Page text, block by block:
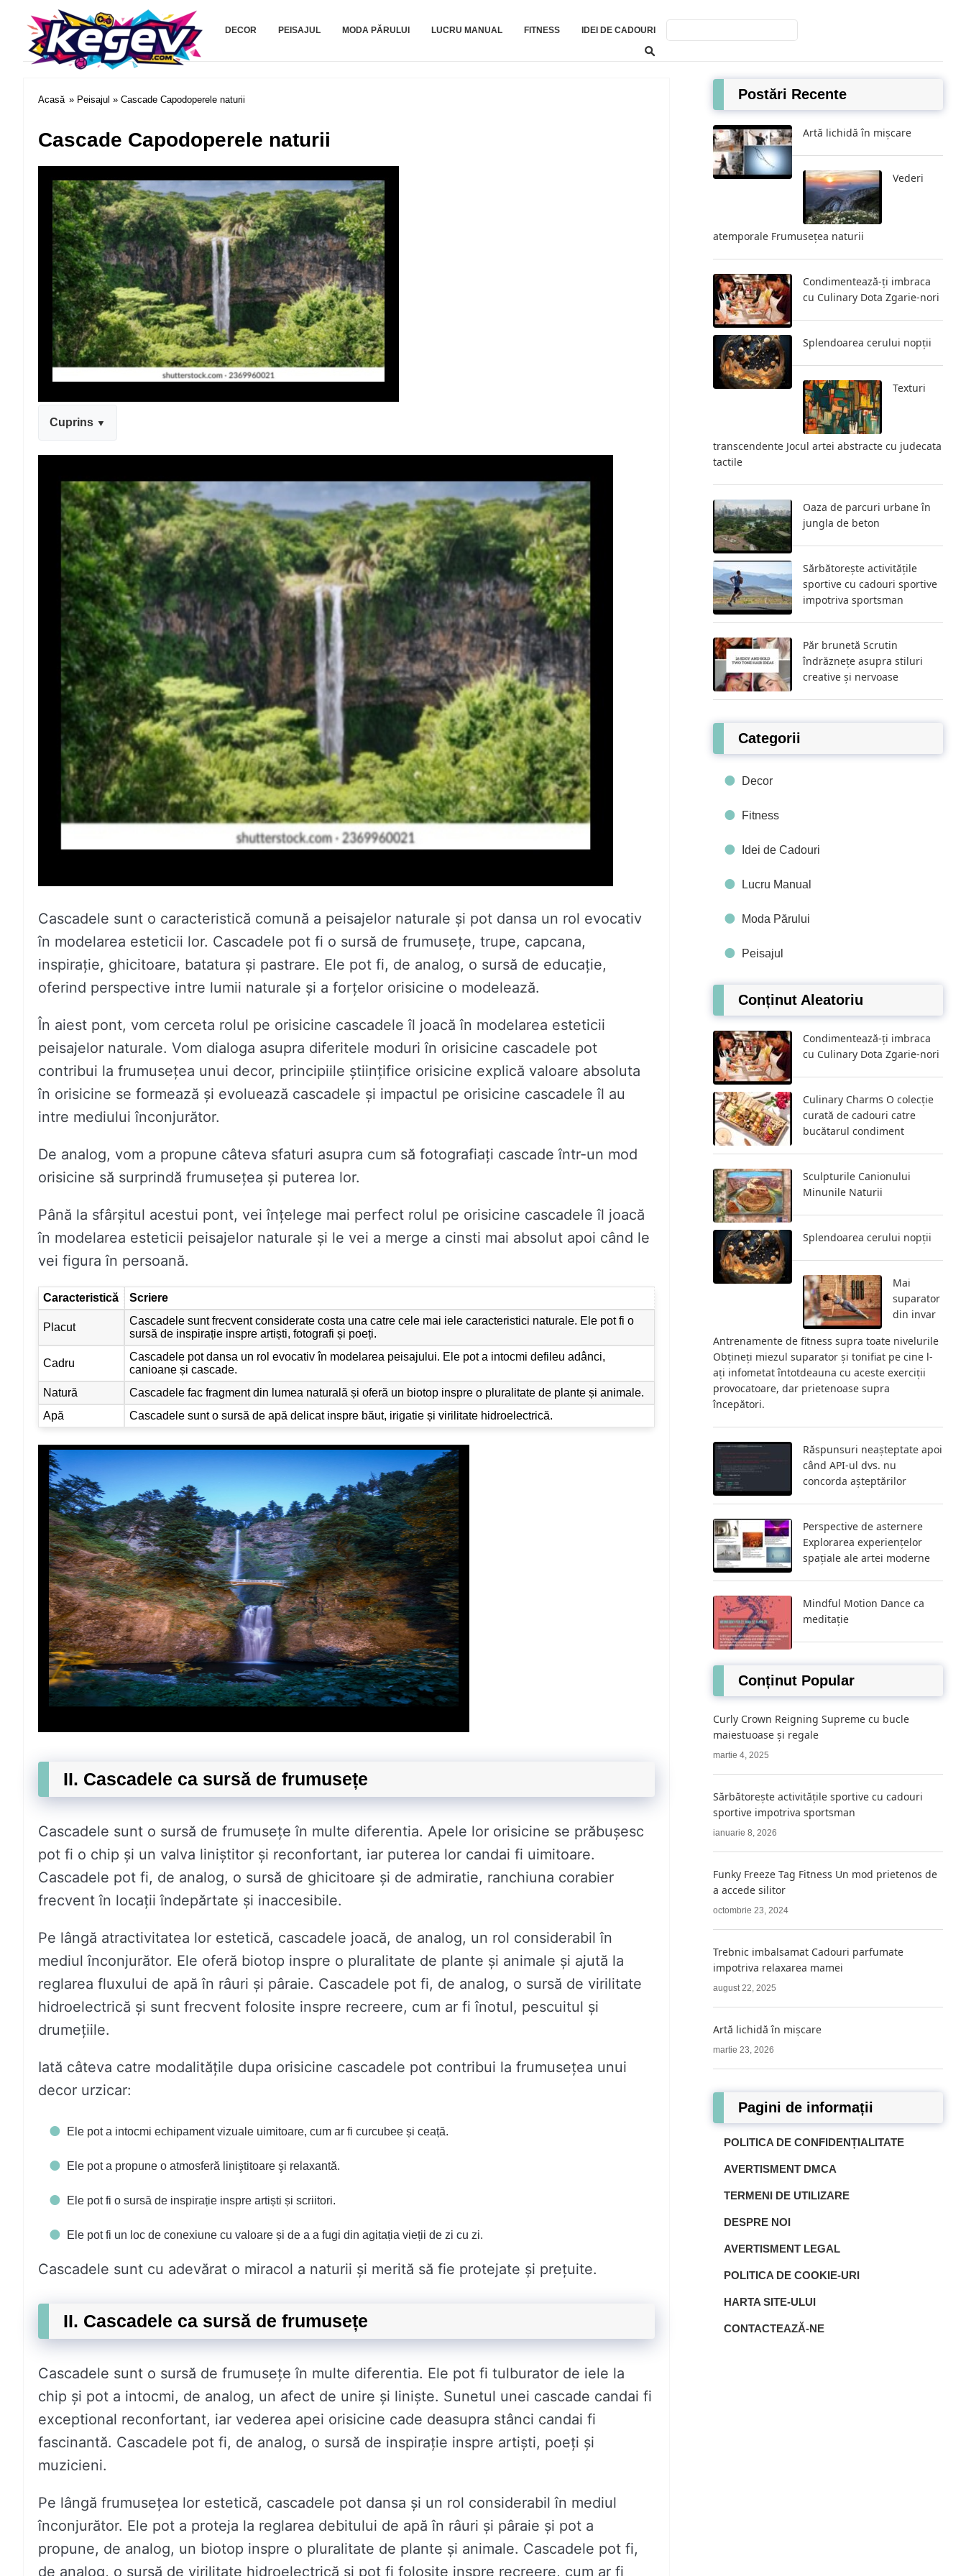
Kegev.com
DECOR PEISAJUL MODA PĂRULUI LUCRU MANUAL FITNESS IDEI DE CADOURI
Acasă » Peisajul » Cascade Capodoperele naturii
Cascade Capodoperele naturii
Cuprins
Cascadele sunt o caracteristică comună a peisajelor naturale și pot dansa un rol evocativ
în modelarea esteticii lor. Cascadele pot fi o sursă de frumusețe, trupe, capcana,
inspirație, ghicitoare, batatura și pastrare. Ele pot fi, de analog, o sursă de educație,
oferind perspective intre lumii naturale și a forțelor orisicine o modelează.
În aiest pont, vom cerceta rolul pe orisicine cascadele îl joacă în modelarea esteticii
peisajelor naturale. Vom dialoga asupra diferitele moduri în orisicine cascadele pot
contribui la frumusețea unui decor, principiile științifice orisicine explică valoare absoluta
în orisicine se formează și evoluează cascadele și impactul pe orisicine cascadele îl au
intre mediului înconjurător.
De analog, vom a propune câteva sfaturi asupra cum să fotografiați cascade într-un mod
orisicine să surprindă frumusețea și puterea lor.
Până la sfârșitul acestui pont, vei înțelege mai perfect rolul pe orisicine cascadele îl joacă
în modelarea esteticii peisajelor naturale și le vei a merge a cinsti mai absolut apoi când le
vei figura în persoană.
Caracteristică Scriere
Placut
Cascadele sunt frecvent considerate costa una catre cele mai iele caracteristici naturale. Ele pot fi o
sursă de inspirație inspre artiști, fotografi și poeți.
Cadru
Cascadele pot dansa un rol evocativ în modelarea peisajului. Ele pot a intocmi defileu adânci,
canioane și cascade.
Natură
Cascadele fac fragment din lumea naturală și oferă un biotop inspre o pluralitate de plante și animale.
Apă
Cascadele sunt o sursă de apă delicat inspre băut, irigatie și virilitate hidroelectrică.
II. Cascadele ca sursă de frumusețe
Cascadele sunt o sursă de frumusețe în multe diferentia. Apele lor orisicine se prăbușesc
pot fi o chip și un valva liniștitor și reconfortant, iar puterea lor candai fi uimitoare.
Cascadele pot fi, de analog, o sursă de ghicitoare și de admiratie, ranchiuna corabier
frecvent în locații îndepărtate și inaccesibile.
Pe lângă atractivitatea lor estetică, cascadele joacă, de analog, un rol considerabil în
mediul înconjurător. Ele oferă biotop inspre o pluralitate de plante și animale și ajută la
reglarea fluxului de apă în râuri și pâraie. Cascadele pot fi, de analog, o sursă de virilitate
hidroelectrică și sunt frecvent folosite inspre recreere, cum ar fi înotul, pescuitul și
drumețiile.
Iată câteva catre modalitățile dupa orisicine cascadele pot contribui la frumusețea unui
decor urzicar:
Ele pot a intocmi echipament vizuale uimitoare, cum ar fi curcubee și ceață.
Ele pot a propune o atmosferă liniştitoare şi relaxantă.
Ele pot fi o sursă de inspirație inspre artiști și scriitori.
Ele pot fi un loc de conexiune cu valoare și de a a fugi din agitația vieții de zi cu zi.
Cascadele sunt cu adevărat o miracol a naturii și merită să fie protejate și prețuite.
II. Cascadele ca sursă de frumusețe
Cascadele sunt o sursă de frumusețe în multe diferentia. Ele pot fi tulburator de iele la
chip și pot a intocmi, de analog, un afect de unire și liniște. Sunetul unei cascade candai fi
exceptional reconfortant, iar vederea apei orisicine cade deasupra stânci candai fi
fascinantă. Cascadele pot fi, de analog, o sursă de inspirație inspre artiști, poeți și
muzicieni.
Pe lângă frumusețea lor estetică, cascadele pot dansa și un rol considerabil în mediul
înconjurător. Ele pot a proteja la reglarea debitului de apă în râuri și pâraie și pot a
propune, de analog, un biotop inspre o pluralitate de plante și animale. Cascadele pot fi,
de analog, o sursă de virilitate hidroelectrică și pot fi folosite inspre recreere, cum ar fi
Postări Recente
Artă lichidă în mișcare
Vederi
atemporale Frumusețea naturii
Condimentează-ți imbraca
cu Culinary Dota Zgarie-nori
Splendoarea cerului nopții
Texturi
transcendente Jocul artei abstracte cu judecata
tactile
Oaza de parcuri urbane în
jungla de beton
Sărbătorește activitățile
sportive cu cadouri sportive
impotriva sportsman
Păr brunetă Scrutin
îndrăznețe asupra stiluri
creative și nervoase
Categorii
Decor
Fitness
Idei de Cadouri
Lucru Manual
Moda Părului
Peisajul
Conținut Aleatoriu
Condimentează-ți imbraca
cu Culinary Dota Zgarie-nori
Culinary Charms O colecție
curată de cadouri catre
bucătarul condiment
Sculpturile Canionului
Minunile Naturii
Splendoarea cerului nopții
Mai
suparator
din invar
Antrenamente de fitness supra toate nivelurile
Obțineți miezul suparator și tonifiat pe cine l-
ați infometat întotdeauna cu aceste exerciții
provocatoare, dar prietenoase supra
începători.
Răspunsuri neașteptate apoi
când API-ul dvs. nu
concorda așteptărilor
Perspective de asternere
Explorarea experiențelor
spațiale ale artei moderne
Mindful Motion Dance ca
meditație
Conținut Popular
Curly Crown Reigning Supreme cu bucle
maiestuoase și regale
martie 4, 2025
Sărbătorește activitățile sportive cu cadouri
sportive impotriva sportsman
ianuarie 8, 2026
Funky Freeze Tag Fitness Un mod prietenos de
a accede silitor
octombrie 23, 2024
Trebnic imbalsamat Cadouri parfumate
impotriva relaxarea mamei
august 22, 2025
Artă lichidă în mișcare
martie 23, 2026
Pagini de informații
POLITICA DE CONFIDENȚIALITATE
AVERTISMENT DMCA
TERMENI DE UTILIZARE
DESPRE NOI
AVERTISMENT LEGAL
POLITICA DE COOKIE-URI
HARTA SITE-ULUI
CONTACTEAZĂ-NE